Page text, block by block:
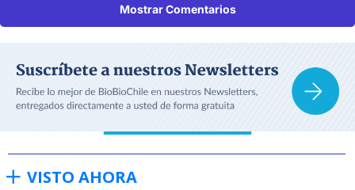
Mostrar Comentarios
VISTO AHORA